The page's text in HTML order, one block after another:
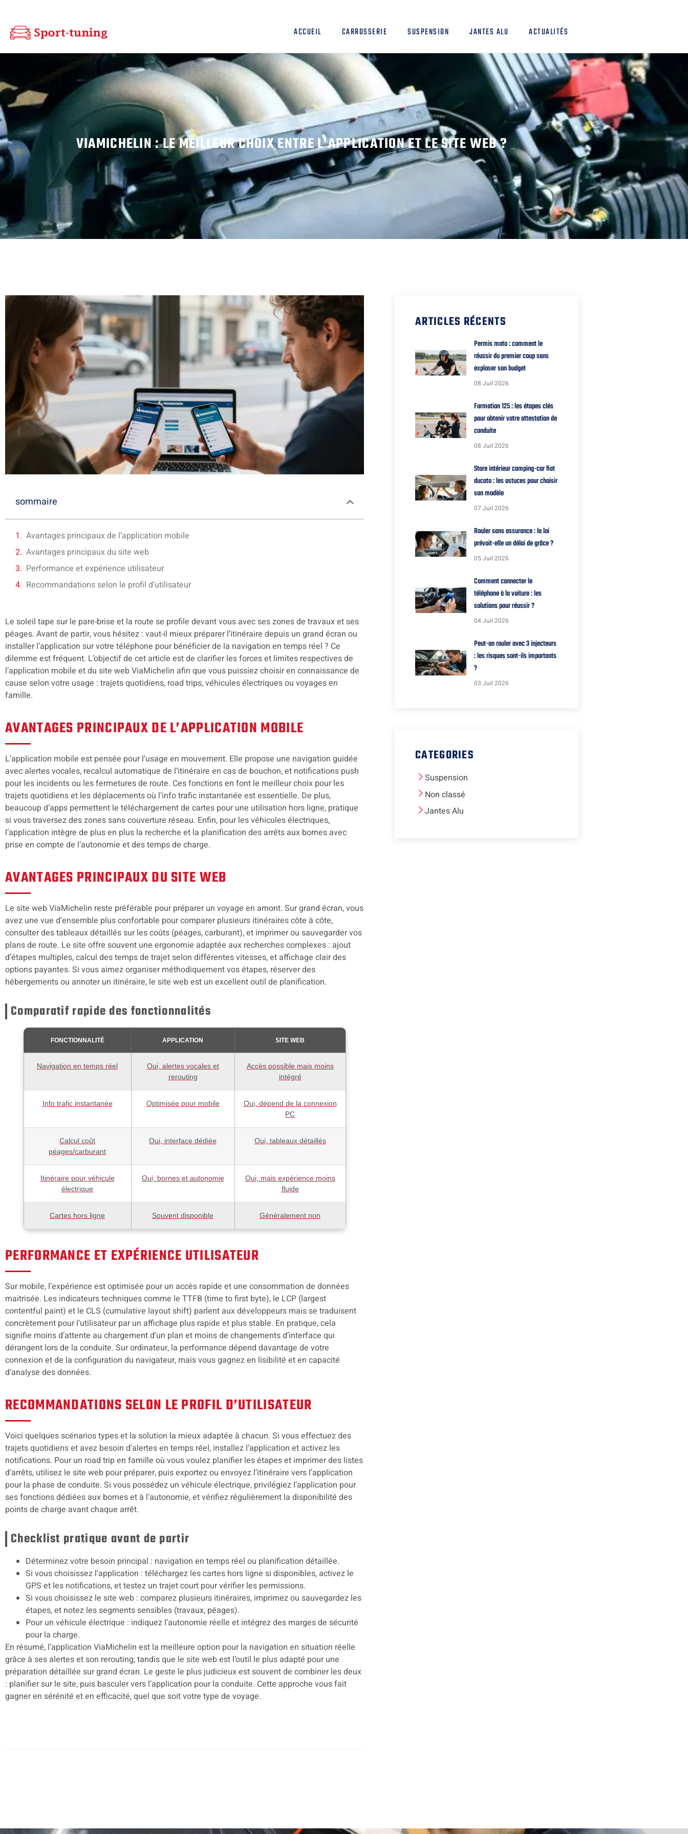
ACCUEIL CARROSSERIE SUSPENSION JANTES ALU ACTUALITÉS
VIAMICHELIN : LE MEILLEUR CHOIX ENTRE L’APPLICATION ET LE SITE WEB ?
sommaire
Avantages principaux de l’application mobile
Avantages principaux du site web
Performance et expérience utilisateur
Recommandations selon le profil d’utilisateur
Le soleil tape sur le pare-brise et la route se profile devant vous avec ses zones de travaux et ses
péages. Avant de partir, vous hésitez : vaut-il mieux préparer l’itinéraire depuis un grand écran ou
installer l’application sur votre téléphone pour bénéficier de la navigation en temps réel ? Ce
dilemme est fréquent. L’objectif de cet article est de clarifier les forces et limites respectives de
l’application mobile et du site web ViaMichelin afin que vous puissiez choisir en connaissance de
cause selon votre usage : trajets quotidiens, road trips, véhicules électriques ou voyages en
famille.
AVANTAGES PRINCIPAUX DE L’APPLICATION MOBILE
L’application mobile est pensée pour l’usage en mouvement. Elle propose une navigation guidée
avec alertes vocales, recalcul automatique de l’itinéraire en cas de bouchon, et notifications push
pour les incidents ou les fermetures de route. Ces fonctions en font le meilleur choix pour les
trajets quotidiens et les déplacements où l’info trafic instantanée est essentielle. De plus,
beaucoup d’apps permettent le téléchargement de cartes pour une utilisation hors ligne, pratique
si vous traversez des zones sans couverture réseau. Enfin, pour les véhicules électriques,
l’application intègre de plus en plus la recherche et la planification des arrêts aux bornes avec
prise en compte de l’autonomie et des temps de charge.
AVANTAGES PRINCIPAUX DU SITE WEB
Le site web ViaMichelin reste préférable pour préparer un voyage en amont. Sur grand écran, vous
avez une vue d’ensemble plus confortable pour comparer plusieurs itinéraires côte à côte,
consulter des tableaux détaillés sur les coûts (péages, carburant), et imprimer ou sauvegarder vos
plans de route. Le site offre souvent une ergonomie adaptée aux recherches complexes : ajout
d’étapes multiples, calcul des temps de trajet selon différentes vitesses, et affichage clair des
options payantes. Si vous aimez organiser méthodiquement vos étapes, réserver des
hébergements ou annoter un itinéraire, le site web est un excellent outil de planification.
Comparatif rapide des fonctionnalités
FONCTIONNALITÉ APPLICATION SITE WEB
Navigation en temps réel
Oui, alertes vocales et
rerouting
Accès possible mais moins
intégré
Info trafic instantanée Optimisée pour mobile
Oui, dépend de la connexion
PC
Calcul coût
péages/carburant
Oui, interface dédiée Oui, tableaux détaillés
Itinéraire pour véhicule
électrique
Oui, bornes et autonomie
Oui, mais expérience moins
fluide
Cartes hors ligne Souvent disponible Généralement non
PERFORMANCE ET EXPÉRIENCE UTILISATEUR
Sur mobile, l’expérience est optimisée pour un accès rapide et une consommation de données
maitrisée. Les indicateurs techniques comme le TTFB (time to first byte), le LCP (largest
contentful paint) et le CLS (cumulative layout shift) parlent aux développeurs mais se traduisent
concrètement pour l’utilisateur par un affichage plus rapide et plus stable. En pratique, cela
signifie moins d’attente au chargement d’un plan et moins de changements d’interface qui
dérangent lors de la conduite. Sur ordinateur, la performance dépend davantage de votre
connexion et de la configuration du navigateur, mais vous gagnez en lisibilité et en capacité
d’analyse des données.
RECOMMANDATIONS SELON LE PROFIL D’UTILISATEUR
Voici quelques scénarios types et la solution la mieux adaptée à chacun. Si vous effectuez des
trajets quotidiens et avez besoin d’alertes en temps réel, installez l’application et activez les
notifications. Pour un road trip en famille où vous voulez planifier les étapes et imprimer des listes
d’arrêts, utilisez le site web pour préparer, puis exportez ou envoyez l’itinéraire vers l’application
pour la phase de conduite. Si vous possédez un véhicule électrique, privilégiez l’application pour
ses fonctions dédiées aux bornes et à l’autonomie, et vérifiez régulièrement la disponibilité des
points de charge avant chaque arrêt.
Checklist pratique avant de partir
Déterminez votre besoin principal : navigation en temps réel ou planification détaillée.
Si vous choisissez l’application : téléchargez les cartes hors ligne si disponibles, activez le
GPS et les notifications, et testez un trajet court pour vérifier les permissions.
Si vous choisissez le site web : comparez plusieurs itinéraires, imprimez ou sauvegardez les
étapes, et notez les segments sensibles (travaux, péages).
Pour un véhicule électrique : indiquez l’autonomie réelle et intégrez des marges de sécurité
pour la charge.
En résumé, l’application ViaMichelin est la meilleure option pour la navigation en situation réelle
grâce à ses alertes et son rerouting, tandis que le site web est l’outil le plus adapté pour une
préparation détaillée sur grand écran. Le geste le plus judicieux est souvent de combiner les deux
: planifier sur le site, puis basculer vers l’application pour la conduite. Cette approche vous fait
gagner en sérénité et en efficacité, quel que soit votre type de voyage.
ARTICLES RÉCENTS
Permis moto : comment le
réussir du premier coup sans
exploser son budget
08 Juil 2026
Formation 125 : les étapes clés
pour obtenir votre attestation de
conduite
08 Juil 2026
Store intérieur camping-car fiat
ducato : les astuces pour choisir
son modèle
07 Juil 2026
Rouler sans assurance : la loi
prévoit-elle un délai de grâce ?
05 Juil 2026
Comment connecter le
téléphone à la voiture : les
solutions pour réussir ?
04 Juil 2026
Peut-on rouler avec 3 injecteurs
: les risques sont-ils importants
?
03 Juil 2026
CATEGORIES
Suspension
Non classé
Jantes Alu